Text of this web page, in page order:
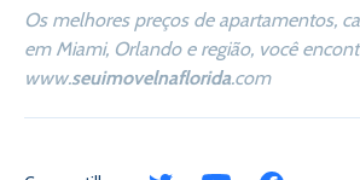
Os melhores preços de apartamentos,
em Miami, Orlando e região, você
www.seuimovelnaflorida.com